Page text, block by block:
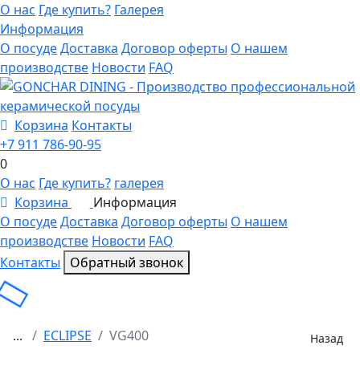
О нас Где купить? Галерея
Информация
О посудеДоставка Договор оферты О нашем
производстве Новости FAQ
Корзина Контакты
+7 911 786-90-95
0
О нас Где купить? галерея
Корзина
Информация
О посудеДоставка Договор оферты О нашем
производстве Новости FAQ
Контакты
Обратный звонок
... ECLIPSE VG400 Назад